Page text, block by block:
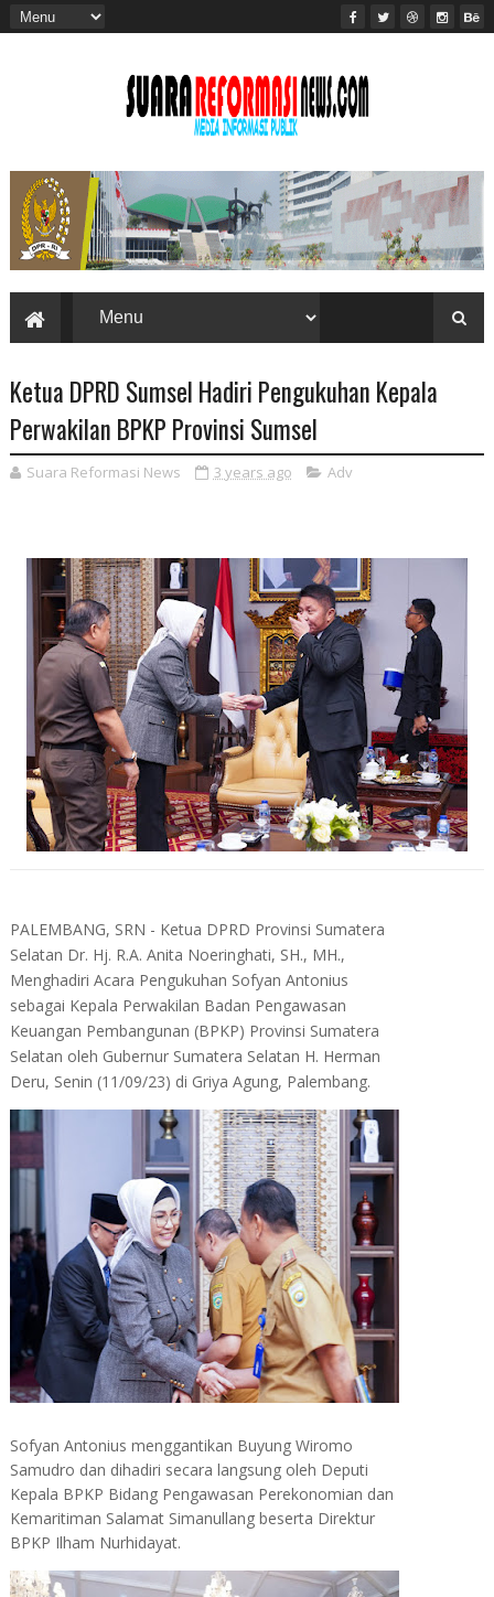
Ketua DPRD Sumsel Hadiri Pengukuhan Kepala
Perwakilan BPKP Provinsi Sumsel
Suara Reformasi News 3 years ago Adv
PALEMBANG, SRN - Ketua DPRD Provinsi Sumatera
Selatan Dr. Hj. R.A. Anita Noeringhati, SH., MH.,
Menghadiri Acara Pengukuhan Sofyan Antonius
sebagai Kepala Perwakilan Badan Pengawasan
Keuangan Pembangunan (BPKP) Provinsi Sumatera
Selatan oleh Gubernur Sumatera Selatan H. Herman
Deru, Senin (11/09/23) di Griya Agung, Palembang.
Sofyan Antonius menggantikan Buyung Wiromo
Samudro dan dihadiri secara langsung oleh Deputi
Kepala BPKP Bidang Pengawasan Perekonomian dan
Kemaritiman Salamat Simanullang beserta Direktur
BPKP Ilham Nurhidayat.